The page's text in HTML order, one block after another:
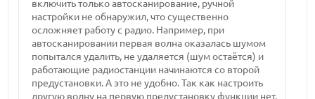
включить только автосканирование, ручной
настройки не обнаружил, что существенно
осложняет работу с радио. Например, при
автосканировании первая волна оказалась шумом
попытался удалить, не удаляется (шум остаётся) и
работающие радиостанции начинаются со второй
предустановки. А это не удобно. Так как настроить
другую волну на первую предустановку функции нет.